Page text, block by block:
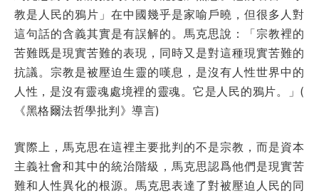
教是人民的鴉片」在中國幾乎是家喻戶曉，但很多人對
這句話的含義其實是有誤解的。馬克思說：「宗教裡的
苦難既是現實苦難的表現，同時又是對這種現實苦難的
抗議。宗教是被壓迫生靈的嘆息，是沒有人性世界中的
人性，是沒有靈魂處境裡的靈魂。它是人民的鴉片。」(
《黑格爾法哲學批判》導言)
實際上，馬克思在這裡主要批判的不是宗教，而是資本
主義社會和其中的統治階級，馬克思認爲他們是現實苦
難和人性異化的根源。馬克思表達了對被壓迫人民的同